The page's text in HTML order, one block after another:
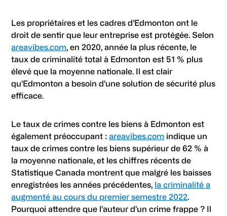
Les propriétaires et les cadres d’Edmonton ont le
droit de sentir que leur entreprise est protégée. Selon
areavibes.com, en 2020, année la plus récente, le
taux de criminalité total à Edmonton est 51 % plus
élevé que la moyenne nationale. Il est clair
qu’Edmonton a besoin d’une solution de sécurité plus
efficace.
Le taux de crimes contre les biens à Edmonton est
également préoccupant :areavibes.com indique un
taux de crimes contre les biens supérieur de 62 % à
la moyenne nationale, et les chiffres récents de
Statistique Canada montrent que malgré les baisses
enregistrées les années précédentes, la criminalité a
augmenté au cours du premier semestre 2022.
Pourquoi attendre que l’auteur d’un crime frappe ? Il